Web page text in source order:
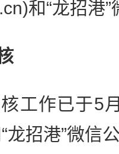
和“龙招港
作已于5月
龙招港”微信